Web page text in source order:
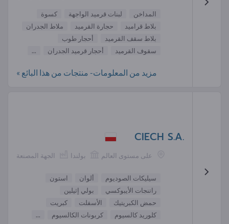
المداخن لبنات قرميد الواجهة
كسوة
بلاط قراميد
حجارة القرميد
ملاط الجدران
بلاط سقف القرميد
أحجار طوب
سقوف القرميد
أحجار قرميد الجدران ...
مزيد من المعلومات- منتجات من هذا البائع »
CIECH S.A.
الجهة المصنعة بولندا على مستوى العالم
سيليكات الصوديوم ألوان
استون
راتنجات الأيبوكسي
بولي إثيلين
حمض الكبريتيك
الأسفلت
كبريت
كلوريد كالسيوم
كربونات الكالسيوم ...